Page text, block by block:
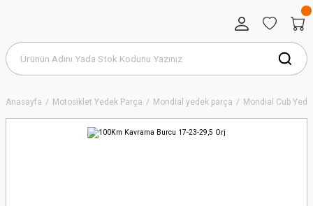
Anasayfa Motosiklet Yedek Parça Mondial yedek parça Mondial Cub